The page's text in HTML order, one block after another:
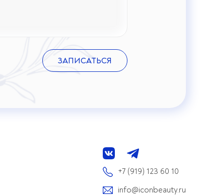
ЗАПИСАТЬСЯ
+7 (919) 123 60 10
info@iconbeauty.ru